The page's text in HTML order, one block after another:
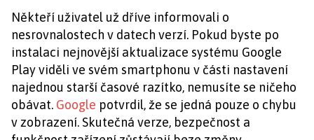
Někteří uživatel už dříve informovali o
nesrovnalostech v datech verzí. Pokud byste po
instalaci nejnovější aktualizace systému Google
Play viděli ve svém smartphonu v části nastavení
najednou starší časové razítko, nemusíte se ničeho
obávat. Google potvrdil, že se jedná pouze o chybu
v zobrazení. Skutečná verze, bezpečnost a